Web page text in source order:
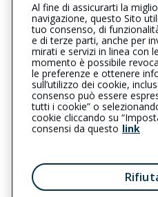
0523960097
bobbio@cattolica.it
L’intermediario è soggetto al
Registro RUI al seguentelink
Privacy | Cookie |
Reclami
| Note
Al fine di assicurarti la
navigazione, questo Sito
tuo consenso, di
e di terze parti, anche per
mirati e servizi in linea con
momento è possibile
le preferenze e ottenere
sull’utilizzo dei cookie,
consenso può essere
tutti i cookie” o
cookie cliccando su
consensi da questo link